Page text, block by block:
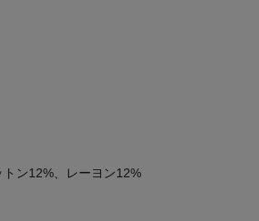
商品）
ン12%、レーヨン12%